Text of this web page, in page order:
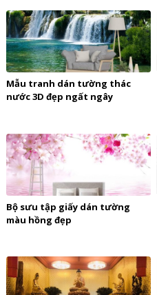
Mẫu tranh dán tường thác
nước 3D đẹp ngất ngây
Bộ sưu tập giấy dán tường
màu hồng đẹp